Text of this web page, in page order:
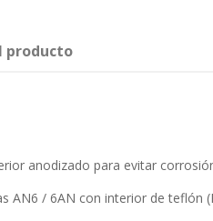
producto
anodizado para evitar
AN6 / 6AN con interior de teflón